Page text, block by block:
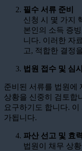
필수 서류 준비
신청 시 몇 가지
본인의 소득 증
니다. 이러한 자
고, 적합한 결정
법원 접수 및 심
준비된 서류를 법원에
상황을 신중히 검토합
요구하기도 합니다.
가됩니다.
파산 선고 및 효
법원이 채무 상